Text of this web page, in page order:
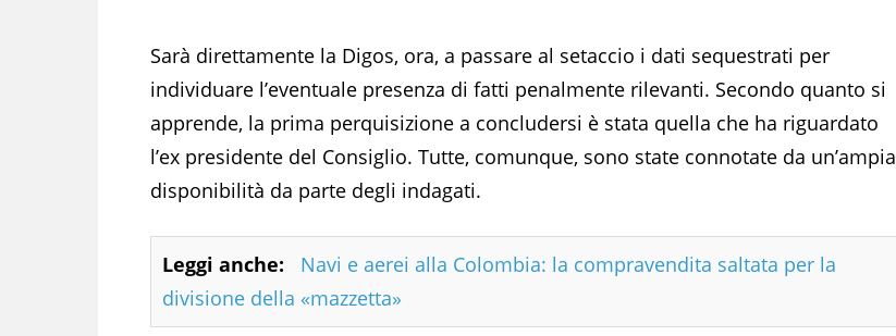
Sarà direttamente la Digos, ora, a passare al setaccio i dati sequestrati per
individuare l’eventuale presenza di fatti penalmente rilevanti. Secondo quanto si
apprende, la prima perquisizione a concludersi è stata quella che ha riguardato
l’ex presidente del Consiglio. Tutte, comunque, sono state connotate da un’ampia
disponibilità da parte degli indagati.
Leggi anche:
Navi e aerei alla Colombia: la compravendita saltata per la
divisione della «mazzetta»